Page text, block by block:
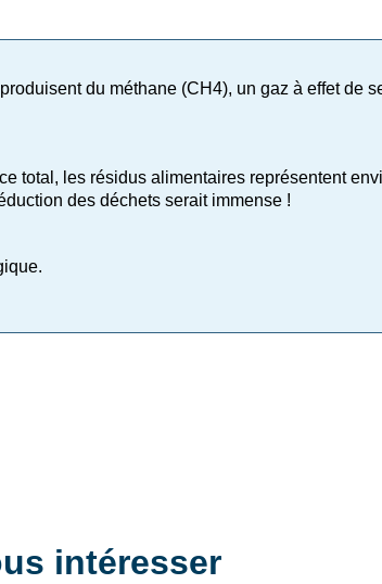
du méthane (CH4), un gaz à effet de
total, les résidus alimentaires représentent
des déchets serait immense !
intéresser